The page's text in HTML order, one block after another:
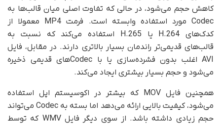
کاهش حجم می‌شود، در حالی که تفاوت اصلی میان قالب‌ها به
Codec مورد استفاده وابسته است. فرمت MP4 معمولا از
کدک‌های H.264 یا H.265 استفاده می‌کند که نسبت به
قالب‌های قدیمی‌تر راندمان بسیار بالاتری دارند. در مقابل، فایل
AVI اغلب بدون فشرده‌سازی یا با Codecهای قدیمی ذخیره
می‌شود و حجم بسیار بیشتری ایجاد می‌کند.
همچنین فایل MOV که بیشتر در اکوسیستم اپل استفاده
می‌شود، کیفیت بالایی ارائه می‌دهد اما بسته به Codec می‌تواند
حجم زیادی داشته باشد. از سوی دیگر فایل WMV که توسط